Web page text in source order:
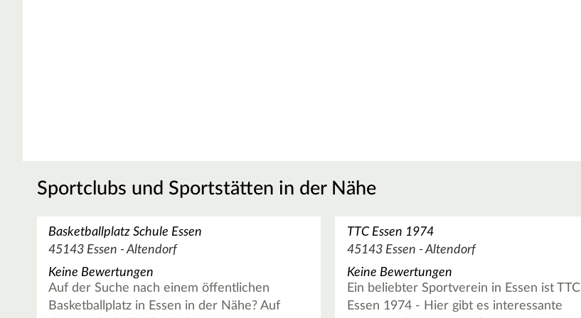
Sportclubs und Sportstätten in der Nähe
Basketballplatz Schule Essen
45143 Essen - Altendorf
Keine Bewertungen
Auf der Suche nach einem öffentlichen
Basketballplatz in Essen in der Nähe? Auf
TTC Essen 1974
45143 Essen - Altendorf
Keine Bewertungen
Ein beliebter Sportverein in Essen ist TTC
Essen 1974 - Hier gibt es interessante